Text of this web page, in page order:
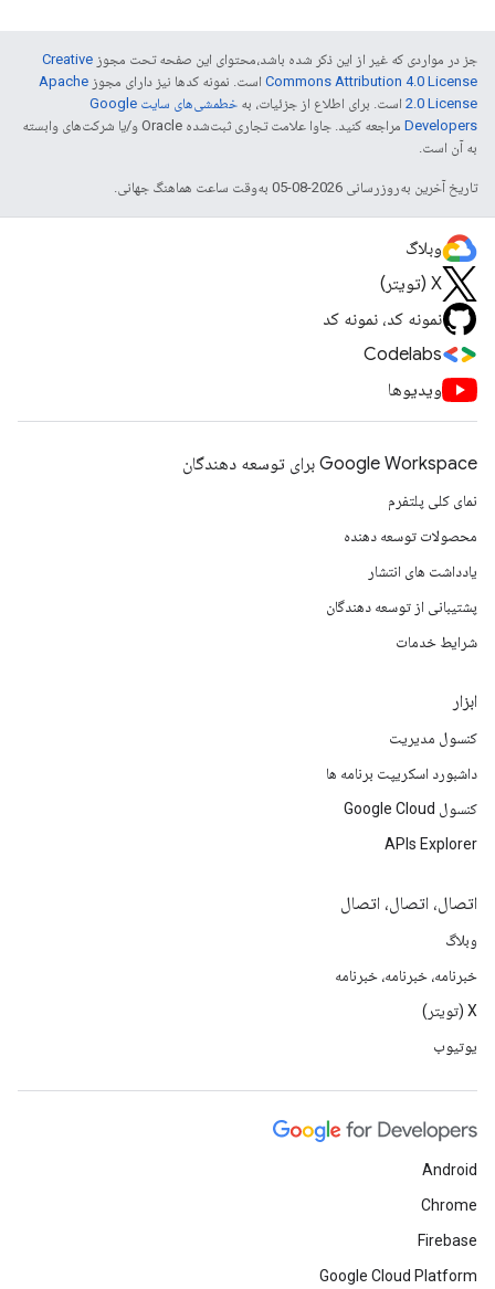
جز در مواردی که غیر از این ذکر شده باشد،‌محتوای این صفحه تحت مجوز Creative
Commons Attribution 4.0 License است. نمونه کدها نیز دارای مجوز Apache
2.0 License است. برای اطلاع از جزئیات، به
خطمشی‌های سایت Google
Developers‏
مراجعه کنید. جاوا علامت تجاری ثبت‌شده Oracle و/یا شرکت‌های وابسته
به آن است.
تاریخ آخرین به‌روزرسانی 2026-08-05 به‌وقت ساعت هماهنگ جهانی.
وبلاگ
X (تویتر)
نمونه کد، نمونه کد
Codelabs
ویدیوها
Google Workspace برای توسعه دهندگان
نمای کلی پلتفرم
محصولات توسعه دهنده
یادداشت های انتشار
پشتیبانی از توسعه دهندگان
شرایط خدمات
ابزار
کنسول مدیریت
داشبورد اسکریپت برنامه ها
کنسول Google Cloud
APIs Explorer
اتصال، اتصال، اتصال
وبلاگ
خبرنامه، خبرنامه، خبرنامه
X (تویتر)
یوتیوب
Android
Chrome
Firebase
Google Cloud Platform